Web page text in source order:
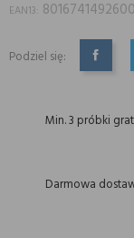
EAN13: 8016741492600
Podziel się:
Min. 3 próbki
Darmowa